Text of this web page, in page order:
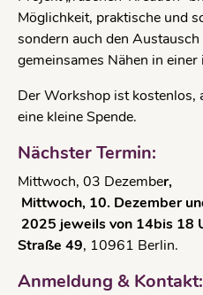
Möglichkeit, praktische und
sondern auch den
gemeinsames Nähen in
Der Workshop ist kostenlos,
eine kleine Spende.
Nächster Termin:
Mittwoch, 03 Dezember,
Mittwoch, 10. Dezember
2025 jeweils von 14bis 18
Straße 49, 10961 Berlin.
Anmeldung & Kontakt: